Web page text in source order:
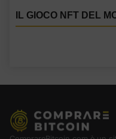
IL GIOCO NFT DEL